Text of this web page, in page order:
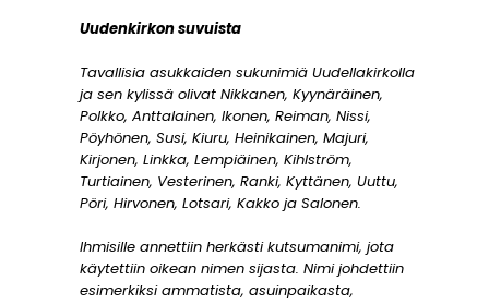
Uudenkirkon suvuista
Tavallisia asukkaiden sukunimiä Uudellakirkolla
ja sen kylissä olivat Nikkanen, Kyynäräinen,
Polkko, Anttalainen, Ikonen, Reiman, Nissi,
Pöyhönen, Susi, Kiuru, Heinikainen, Majuri,
Kirjonen, Linkka, Lempiäinen, Kihlström,
Turtiainen, Vesterinen, Ranki, Kyttänen, Uuttu,
Pöri, Hirvonen, Lotsari, Kakko ja Salonen.
Ihmisille annettiin herkästi kutsumanimi, jota
käytettiin oikean nimen sijasta. Nimi johdettiin
esimerkiksi ammatista, asuinpaikasta,